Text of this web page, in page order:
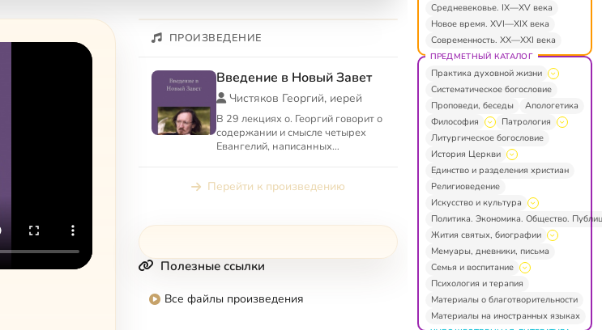
ПРОИЗВЕДЕНИЕ
Введение в Новый Завет
Чистяков Георгий, иерей
В 29 лекциях о. Георгий говорит о
содержании и смысле четырех
Евангелий, написанных
делах, ч...
Перейти к произведению
Полезные ссылки
Все файлы произведения
Средневековье. IX—XV века
Новое время. XVI—XIX века
Современность. XX—XXI века
ПРЕДМЕТНЫЙ КАТАЛОГ
Практика духовной жизни
Систематическое богословие
Проповеди, беседы
Апологетика
Философия
Патрология
Литургическое богословие
История Церкви
Единство и разделения христиан
Религиоведение
Искусство и культура
Политика. Экономика. Общество.
Жития святых, биографии
Мемуары, дневники, письма
Семья и воспитание
Психология и терапия
Материалы о благотворительности
Материалы на иностранных языках